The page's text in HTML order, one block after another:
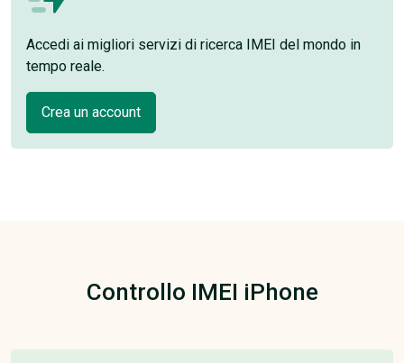
Accedi ai migliori servizi di ricerca IMEI del mondo in
tempo reale.
Crea un account
Controllo IMEI iPhone